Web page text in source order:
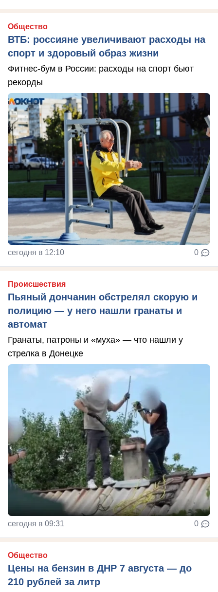
Общество
ВТБ: россияне увеличивают расходы на
спорт и здоровый образ жизни
Фитнес-бум в России: расходы на спорт бьют
рекорды
сегодня в 12:10 0
Происшествия
Пьяный дончанин обстрелял скорую и
полицию — у него нашли гранаты и
автомат
Гранаты, патроны и «муха» — что нашли у
стрелка в Донецке
сегодня в 09:31 0
Общество
Цены на бензин в ДНР 7 августа — до
210 рублей за литр